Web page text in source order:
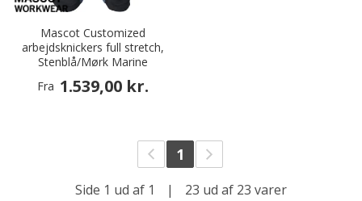
Mascot Customized
arbejdsknickers full stretch,
Stenblå/Mørk Marine
Fra 1.539,00 kr.
1
Side 1 ud af 1 | 23 ud af 23 varer